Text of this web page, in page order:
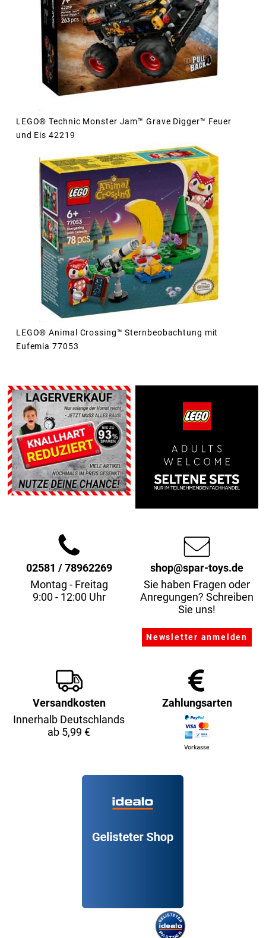
LEGO® Technic Monster Jam™ Grave Digger™ Feuer
und Eis 42219
LEGO® Animal Crossing™ Sternbeobachtung mit
Eufemia 77053
02581 / 78962269
Montag - Freitag
9:00 - 12:00 Uhr
shop@spar-toys.de
Sie haben Fragen oder
Anregungen? Schreiben
Sie uns!
Versandkosten
Innerhalb Deutschlands
ab 5,99 €
Zahlungsarten